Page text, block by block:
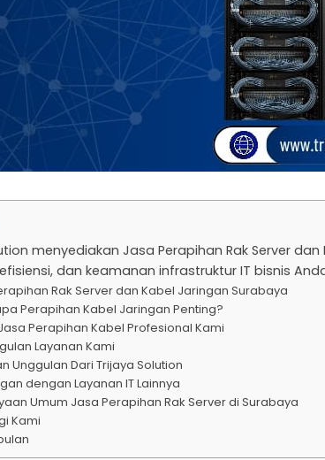
menyediakan Jasa Perapihan Rak Server
dan keamanan infrastruktur IT bisnis
Rak Server dan Kabel Jaringan Surabaya
Perapihan Kabel Jaringan Penting?
Perapihan Kabel Profesional Kami
Layanan Kami
Unggulan Dari Trijaya Solution
dengan Layanan IT Lainnya
Umum Jasa Perapihan Rak Server di Surabaya
Kami